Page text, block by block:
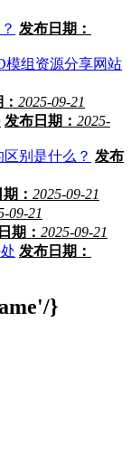
发布日期：
模组资源分享网站
2025-09-21
发布日期： 2025-
别是什么？ 发布
： 2025-09-21
09-21
期： 2025-09-21
发布日期：